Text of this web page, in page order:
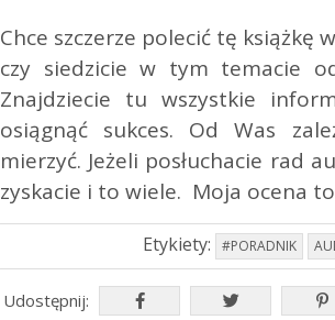
Chce szczerze polecić tę książkę
czy siedzicie w tym temacie
Znajdziecie tu wszystkie
osiągnąć sukces. Od Was
mierzyć. Jeżeli posłuchacie rad
zyskacie i to wiele. Moja ocena
Etykiety: #PORADNIK
Udostępnij: